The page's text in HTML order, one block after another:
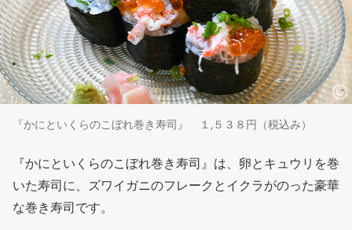
『かにといくらのこぼれ巻き寿司』 １,５３８円（税込み）
『かにといくらのこぼれ巻き寿司』は、卵とキュウリを巻
いた寿司に、ズワイガニのフレークとイクラがのった豪華
な巻き寿司です。